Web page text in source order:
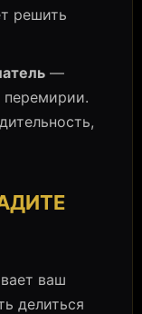
решить
—
ваш
делиться